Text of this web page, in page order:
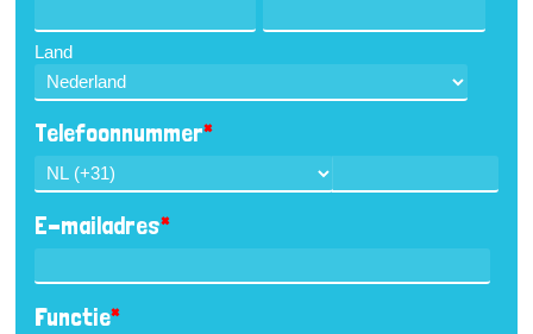
Land
Telefoonnummer*
E-mailadres*
Functie*